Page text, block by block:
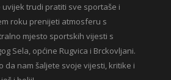
uvijek trudi pratiti sve sportaše i
roku prenijeti atmosferu s
mjesto sportskih vijesti s
Sela, općine Rugvica i Brckovljani.
da nam šaljete svoje vijesti, kritike i